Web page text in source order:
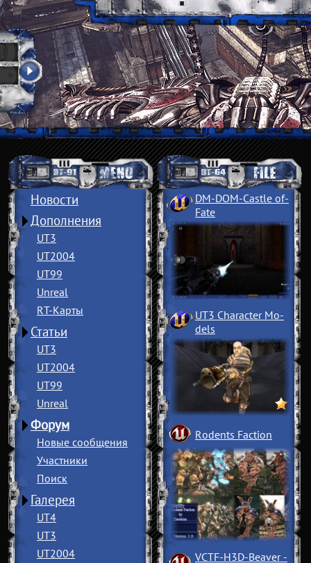
Новости
Дополнения
UT3
UT2004
UT99
Unreal
RT-Карты
Статьи
UT3
UT2004
UT99
Unreal
Форум
Новые сообщения
Участники
Поиск
Галерея
UT4
UT3
UT2004
DM-DOM-Castle of­
Fate
UT3 Character Mo­
dels
Rodents Faction
VCTF-H3D-Beaver ­